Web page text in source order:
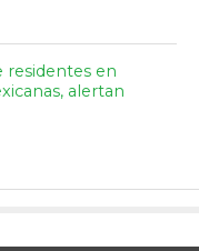
residentes en
alertan